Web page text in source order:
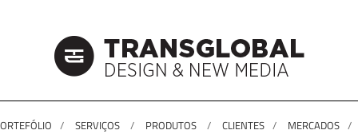
SERVIÇOS PRODUTOS CLIENTES MERCADOS